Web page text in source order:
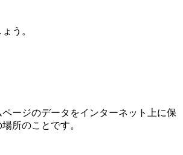
う。
ージのデータをインターネット上に保
所のことです。